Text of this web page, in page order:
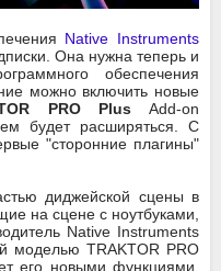
Native Instruments
Она нужна теперь и
обеспечения
можно включить новые
PRO Plus Add-on
будет расширяться. С
"сторонние плагины"
диджейской сцены в
на сцене с ноутбуками,
Native Instruments
моделью TRAKTOR PRO
его новыми функциями.